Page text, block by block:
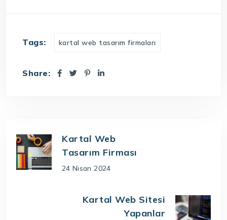
Tags: kartal web tasarım firmaları
Share:
Kartal Web
Tasarım Firması
24 Nisan 2024
Kartal Web Sitesi
Yapanlar